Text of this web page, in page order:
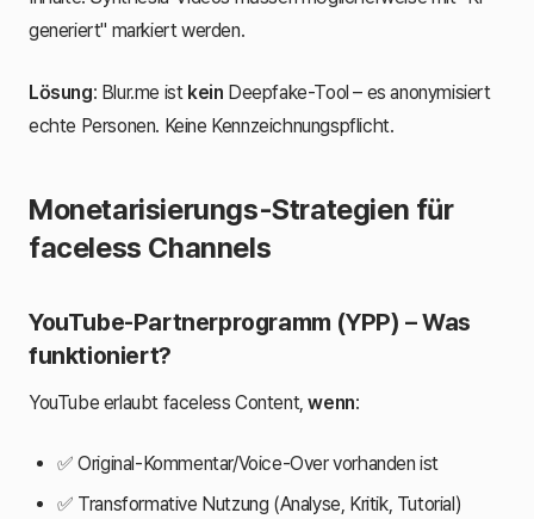
generiert" markiert werden.
Lösung: Blur.me ist kein Deepfake-Tool – es anonymisiert
echte Personen. Keine Kennzeichnungspflicht.
Monetarisierungs-Strategien für
faceless Channels
YouTube-Partnerprogramm (YPP) – Was
funktioniert?
YouTube erlaubt faceless Content,wenn:
✅ Original-Kommentar/Voice-Over vorhanden ist
✅ Transformative Nutzung (Analyse, Kritik, Tutorial)